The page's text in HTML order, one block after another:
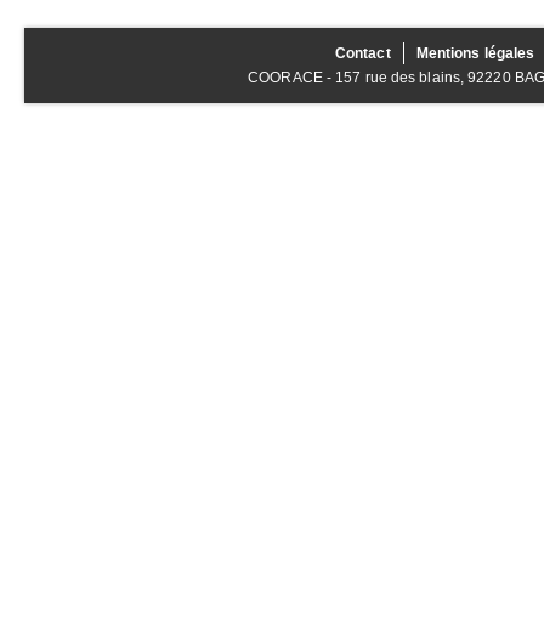
Contact
Mentions légales
COORACE - 157 rue des blains, 92220